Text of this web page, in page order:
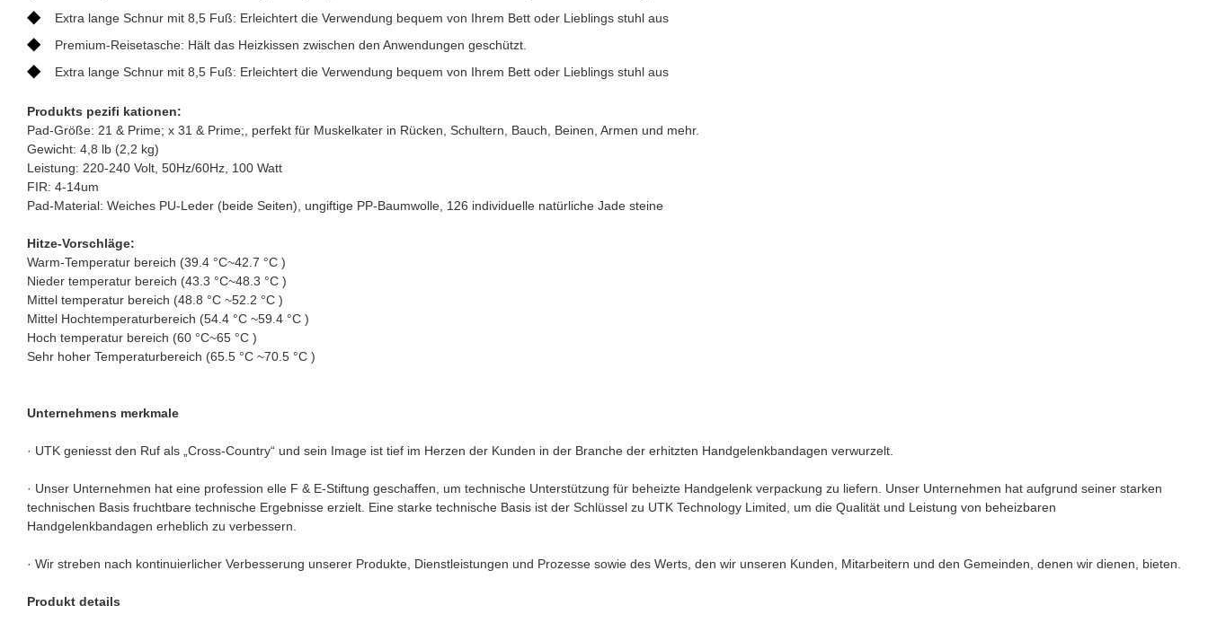
◆ Extra lange Schnur mit 8,5 Fuß: Erleichtert die Verwendung bequem von Ihrem Bett oder Lieblings stuhl aus
◆ Premium-Reisetasche: Hält das Heizkissen zwischen den Anwendungen geschützt.
◆ Extra lange Schnur mit 8,5 Fuß: Erleichtert die Verwendung bequem von Ihrem Bett oder Lieblings stuhl aus
Produkts pezifi kationen:
Pad-Größe: 21 & Prime; x 31 & Prime;, perfekt für Muskelkater in Rücken, Schultern, Bauch, Beinen, Armen und mehr.
Gewicht: 4,8 lb (2,2 kg)
Leistung: 220-240 Volt, 50Hz/60Hz, 100 Watt
FIR: 4-14um
Pad-Material: Weiches PU-Leder (beide Seiten), ungiftige PP-Baumwolle, 126 individuelle natürliche Jade steine
Hitze-Vorschläge:
Warm-Temperatur bereich (39.4 °C~42.7 °C )
Nieder temperatur bereich (43.3 °C~48.3 °C )
Mittel temperatur bereich (48.8 °C ~52.2 °C )
Mittel Hochtemperaturbereich (54.4 °C ~59.4 °C )
Hoch temperatur bereich (60 °C~65 °C )
Sehr hoher Temperaturbereich (65.5 °C ~70.5 °C )
Unternehmens merkmale
· UTK geniesst den Ruf als „Cross-Country“ und sein Image ist tief im Herzen der Kunden in der Branche der erhitzten Handgelenkbandagen verwurzelt.
· Unser Unternehmen hat eine profession elle F & E-Stiftung geschaffen, um technische Unterstützung für beheizte Handgelenk verpackung zu liefern. Unser Unternehmen hat aufgrund seiner starken
technischen Basis fruchtbare technische Ergebnisse erzielt. Eine starke technische Basis ist der Schlüssel zu UTK Technology Limited, um die Qualität und Leistung von beheizbaren
Handgelenkbandagen erheblich zu verbessern.
· Wir streben nach kontinuierlicher Verbesserung unserer Produkte, Dienstleistungen und Prozesse sowie des Werts, den wir unseren Kunden, Mitarbeitern und den Gemeinden, denen wir dienen, bieten.
Produkt details